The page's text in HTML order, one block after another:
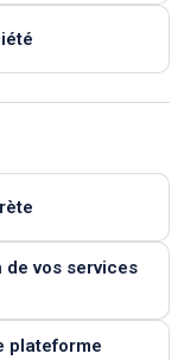
vos services